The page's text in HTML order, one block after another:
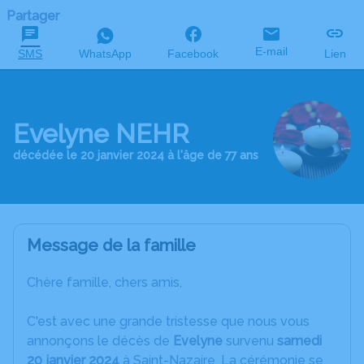
Partager
SMS WhatsApp Facebook E-mail Lien
Evelyne NEHR
décédée le 20 janvier 2024 à l'âge de 77 ans
Message de la famille
Chère famille, chers amis,
C'est avec une grande tristesse que nous vous
annonçons le décès de Evelyne survenu samedi
20 janvier 2024 à Saint-Nazaire. La cérémonie se